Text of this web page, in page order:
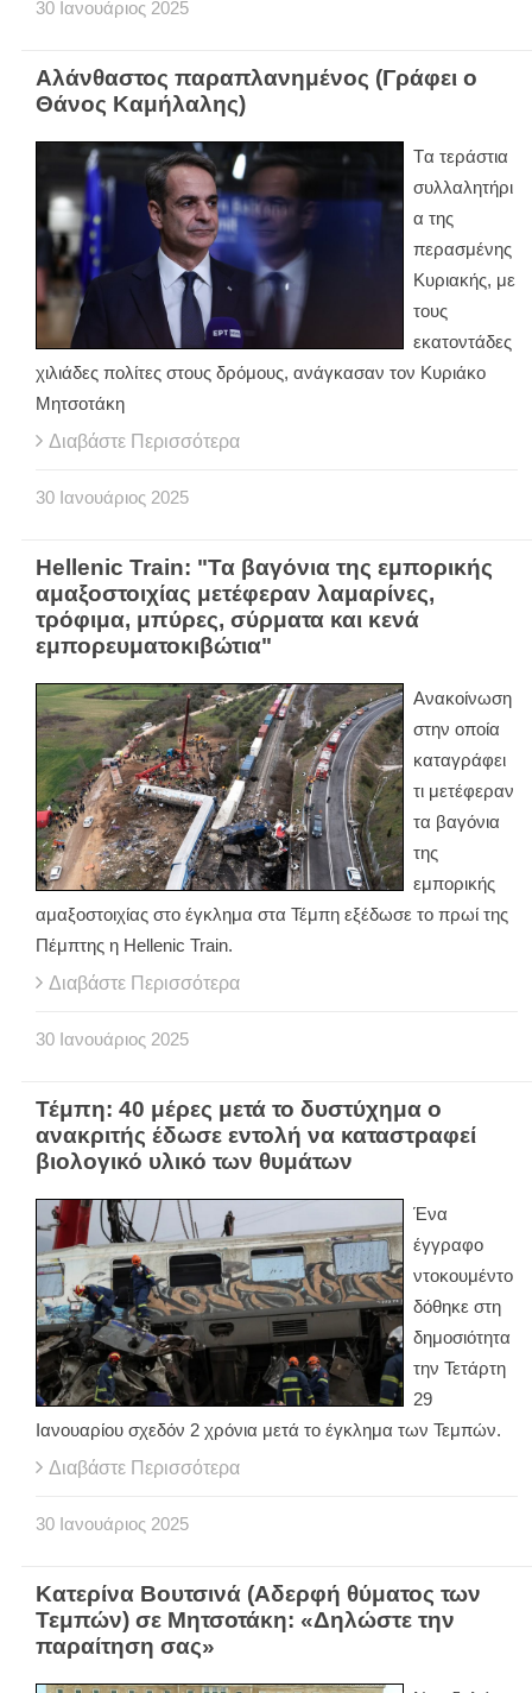
30 Ιανουάριος 2025
Αλάνθαστος παραπλανημένος (Γράφει ο
Θάνος Καμήλαλης)
Tα τεράστια
συλλαλητήρι
α της
περασμένης
Κυριακής, με
τους
εκατοντάδες
χιλιάδες πολίτες στους δρόμους, ανάγκασαν τον Κυριάκο
Μητσοτάκη
Διαβάστε Περισσότερα
30 Ιανουάριος 2025
Hellenic Train: "Τα βαγόνια της εμπορικής
αμαξοστοιχίας μετέφεραν λαμαρίνες,
τρόφιμα, μπύρες, σύρματα και κενά
εμπορευματοκιβώτια"
Ανακοίνωση
στην οποία
καταγράφει
τι μετέφεραν
τα βαγόνια
της
εμπορικής
αμαξοστοιχίας στο έγκλημα στα Τέμπη εξέδωσε το πρωί της
Πέμπτης η Hellenic Train.
Διαβάστε Περισσότερα
30 Ιανουάριος 2025
Τέμπη: 40 μέρες μετά το δυστύχημα ο
ανακριτής έδωσε εντολή να καταστραφεί
βιολογικό υλικό των θυμάτων
Ένα
έγγραφο
ντοκουμέντο
δόθηκε στη
δημοσιότητα
την Τετάρτη
29
Ιανουαρίου σχεδόν 2 χρόνια μετά το έγκλημα των Τεμπών.
Διαβάστε Περισσότερα
30 Ιανουάριος 2025
Κατερίνα Βουτσινά (Αδερφή θύματος των
Τεμπών) σε Μητσοτάκη: «Δηλώστε την
παραίτηση σας»